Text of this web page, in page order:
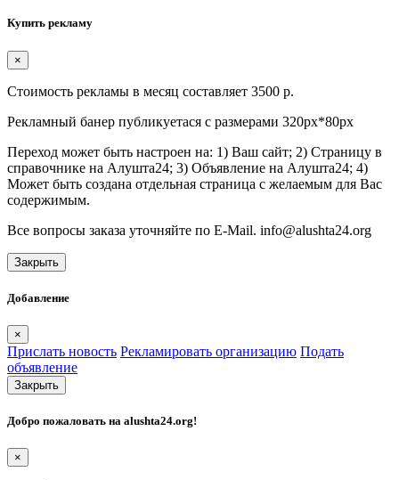
Купить рекламу
×
Стоимость рекламы в месяц составляет 3500 р.
Рекламный банер публикуетася с размерами 320px*80px
Переход может быть настроен на: 1) Ваш сайт; 2) Страницу в
справочнике на Алушта24; 3) Объявление на Алушта24; 4)
Может быть создана отдельная страница с желаемым для Вас
содержимым.
Все вопросы заказа уточняйте по E-Mail. info@alushta24.org
Закрыть
Добавление
×
Прислать новость Рекламировать организацию Подать
объявление
Закрыть
Добро пожаловать на alushta24.org!
×